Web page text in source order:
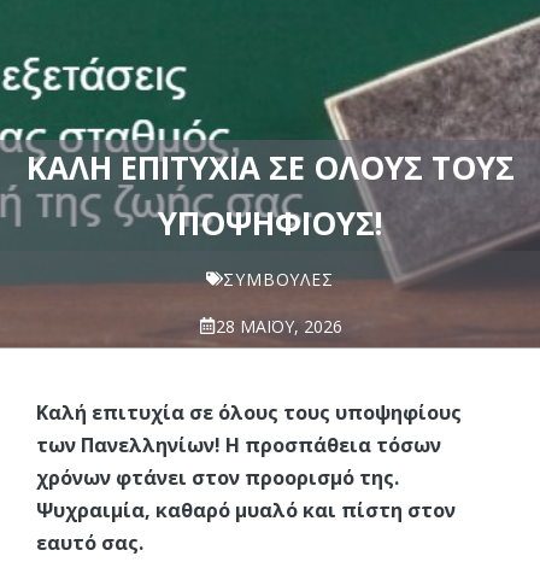
ΚΑΛΉ ΕΠΙΤΥΧΊΑ ΣΕ ΌΛΟΥΣ ΤΟΥΣ
ΥΠΟΨΗΦΊΟΥΣ!
ΣΥΜΒΟΥΛΈΣ
28 ΜΑΪ́ΟΥ, 2026
Καλή επιτυχία σε όλους τους υποψηφίους
των Πανελληνίων! Η προσπάθεια τόσων
χρόνων φτάνει στον προορισμό της.
Ψυχραιμία, καθαρό μυαλό και πίστη στον
εαυτό σας.